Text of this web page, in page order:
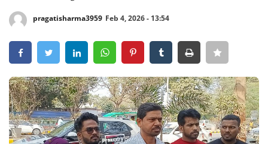
Politics
Crime
Entertainment
Business
Sports
pragatisharma3959 Feb 4, 2026 - 13:54